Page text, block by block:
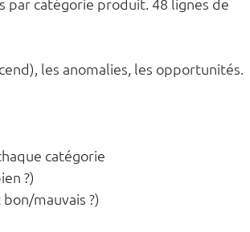
par catégorie produit. 48 lignes de
les anomalies, les opportunités.
catégorie
?)
mauvais ?)